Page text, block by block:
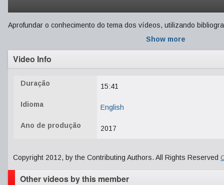
Aprofundar o conhecimento do tema dos vídeos, utilizando
Show more
Video Info
Duração 15:41
Idioma English
Ano de produção 2017
Copyright 2012, by the Contributing Authors. All Rights Reserved
Other videos by this member